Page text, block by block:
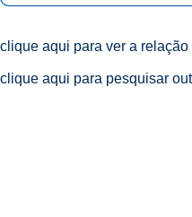
clique aqui para ver a
clique aqui para pesquisar